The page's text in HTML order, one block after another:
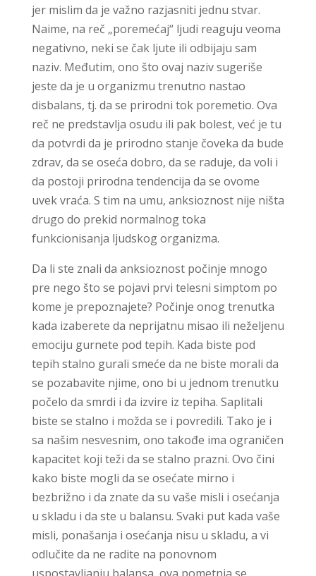
jer mislim da je važno razjasniti jednu stvar.
Naime, na reč „poremećaj“ ljudi reaguju veoma
negativno, neki se čak ljute ili odbijaju sam
naziv. Međutim, ono što ovaj naziv sugeriše
jeste da je u organizmu trenutno nastao
disbalans, tj. da se prirodni tok poremetio. Ova
reč ne predstavlja osudu ili pak bolest, već je tu
da potvrdi da je prirodno stanje čoveka da bude
zdrav, da se oseća dobro, da se raduje, da voli i
da postoji prirodna tendencija da se ovome
uvek vraća. S tim na umu, anksioznost nije ništa
drugo do prekid normalnog toka
funkcionisanja ljudskog organizma.
Da li ste znali da anksioznost počinje mnogo
pre nego što se pojavi prvi telesni simptom po
kome je prepoznajete? Počinje onog trenutka
kada izaberete da neprijatnu misao ili neželjenu
emociju gurnete pod tepih. Kada biste pod
tepih stalno gurali smeće da ne biste morali da
se pozabavite njime, ono bi u jednom trenutku
počelo da smrdi i da izvire iz tepiha. Saplitali
biste se stalno i možda se i povredili. Tako je i
sa našim nesvesnim, ono takođe ima ograničen
kapacitet koji teži da se stalno prazni. Ovo čini
kako biste mogli da se osećate mirno i
bezbrižno i da znate da su vaše misli i osećanja
u skladu i da ste u balansu. Svaki put kada vaše
misli, ponašanja i osećanja nisu u skladu, a vi
odlučite da ne radite na ponovnom